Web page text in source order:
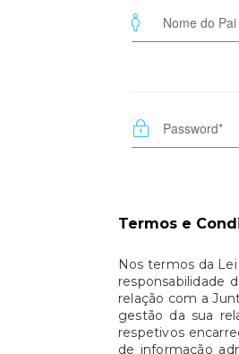
Termos e
Nos termos da
responsabilidade
relação com a
gestão da sua
respetivos
de informação